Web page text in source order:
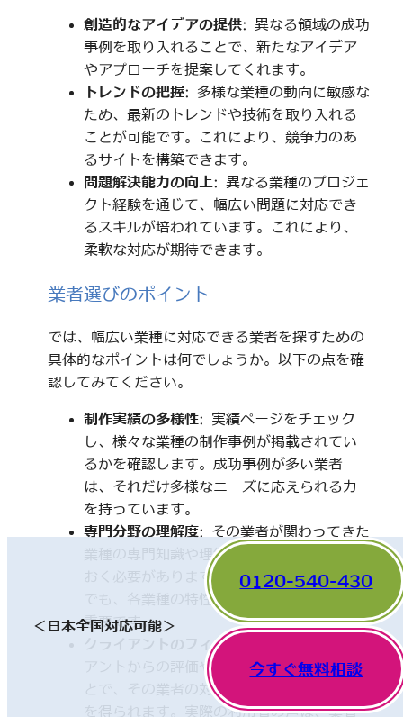
創造的なアイデアの提供: 異なる領域の成功
事例を取り入れることで、新たなアイデア
やアプローチを提案してくれます。
トレンドの把握: 多様な業種の動向に敏感な
ため、最新のトレンドや技術を取り入れる
ことが可能です。これにより、競争力のあ
るサイトを構築できます。
問題解決能力の向上: 異なる業種のプロジェ
クト経験を通じて、幅広い問題に対応でき
るスキルが培われています。これにより、
柔軟な対応が期待できます。
業者選びのポイント
では、幅広い業種に対応できる業者を探すための
具体的なポイントは何でしょうか。以下の点を確
認してみてください。
制作実績の多様性: 実績ページをチェック
し、様々な業種の制作事例が掲載されてい
るかを確認します。成功事例が多い業者
は、それだけ多様なニーズに応えられる力
を持っています。
専門分野の理解度: その業者が関わってきた
業種の専門知識や理解度についても触れて
おく必要があります。一見、異なった分野
でも、各業種の特性を理解していることが
重要です。
クライアントのフィードバック
アントからの評価やレビューを確認するこ
とで、その業者の対応や成果に関する情報
を得られます。実際の利用者の声は、業者
＜日本全国対応可能＞
0120-540-430
今すぐ無料相談